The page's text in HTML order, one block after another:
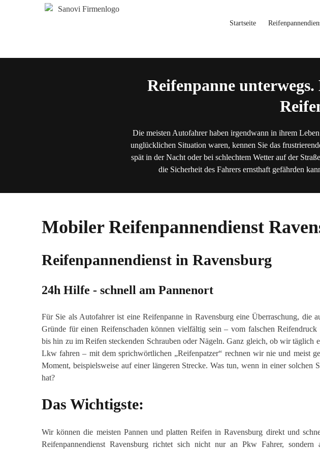
Startseite
Reifenpanne
Die meisten Autofahrer haben irgendwann in ihrem
unglücklichen Situation waren, kennen Sie das
spät in der Nacht oder bei schlechtem Wetter auf der
die Sicherheit des Fahrers ernsthaft gefährden
Mobiler Reifenpannendienst
Reifenpannendienst in Ravensburg
24h Hilfe - schnell am Pannenort
Für Sie als Autofahrer ist eine Reifenpanne in Ravensburg eine Überraschung, die
Gründe für einen Reifenschaden können vielfältig sein – vom falschen Reifendruck
bis hin zu im Reifen steckenden Schrauben oder Nägeln. Ganz gleich, ob wir täglich
Lkw fahren – mit dem sprichwörtlichen „Reifenpatzer“ rechnen wir nie und meist
Moment, beispielsweise auf einer längeren Strecke. Was tun, wenn in einer solchen
hat?
Das Wichtigste:
Wir können die meisten Pannen und platten Reifen in Ravensburg direkt und
Reifenpannendienst Ravensburg richtet sich nicht nur an Pkw Fahrer, sondern